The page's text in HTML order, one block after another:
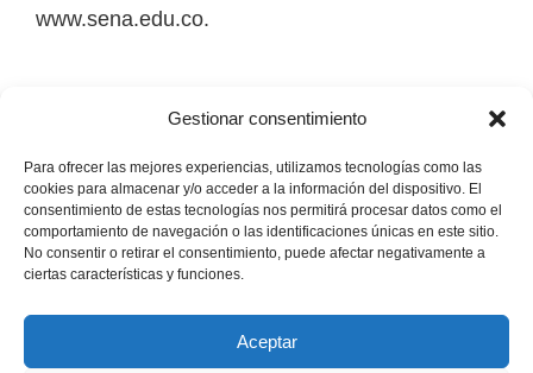
www.sena.edu.co.
nombres comerciales, marcas registradas, logos
e imágenes pertenecen a sus respectivos
propietarios.
Mapa del Sitio
Gestionar consentimiento
Para ofrecer las mejores experiencias, utilizamos tecnologías como las
cookies para almacenar y/o acceder a la información del dispositivo. El
consentimiento de estas tecnologías nos permitirá procesar datos como el
comportamiento de navegación o las identificaciones únicas en este sitio.
No consentir o retirar el consentimiento, puede afectar negativamente a
ciertas características y funciones.
Aceptar